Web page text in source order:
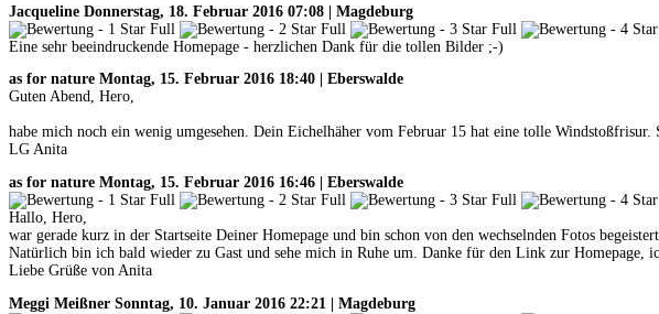
Jacqueline Donnerstag, 18. Februar 2016 07:08 | Magdeburg
Eine sehr beeindruckende Homepage - herzlichen Dank für die tollen Bilder ;-)
as for nature Montag, 15. Februar 2016 18:40 | Eberswalde
Guten Abend, Hero,
habe mich noch ein wenig umgesehen. Dein Eichelhäher vom Februar 15 hat eine tolle
LG Anita
as for nature Montag, 15. Februar 2016 16:46 | Eberswalde
Hallo, Hero,
war gerade kurz in der Startseite Deiner Homepage und bin schon von den wechselnden Fotos begeistert.
Natürlich bin ich bald wieder zu Gast und sehe mich in Ruhe um. Danke für den Link zur Homepage,
Liebe Grüße von Anita
Meggi Meißner Sonntag, 10. Januar 2016 22:21 | Magdeburg